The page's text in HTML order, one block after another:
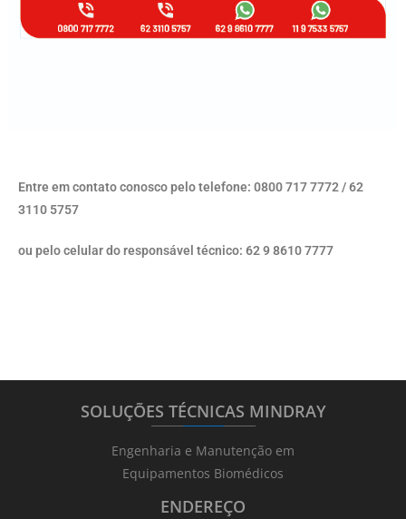
Entre em contato conosco pelo telefone: 0800 717 7772 / 62
3110 5757
ou pelo celular do responsável técnico: 62 9 8610 7777
SOLUÇÕES TÉCNICAS MINDRAY
_______________________
Engenharia e Manutenção em
Equipamentos Biomédicos
ENDEREÇO